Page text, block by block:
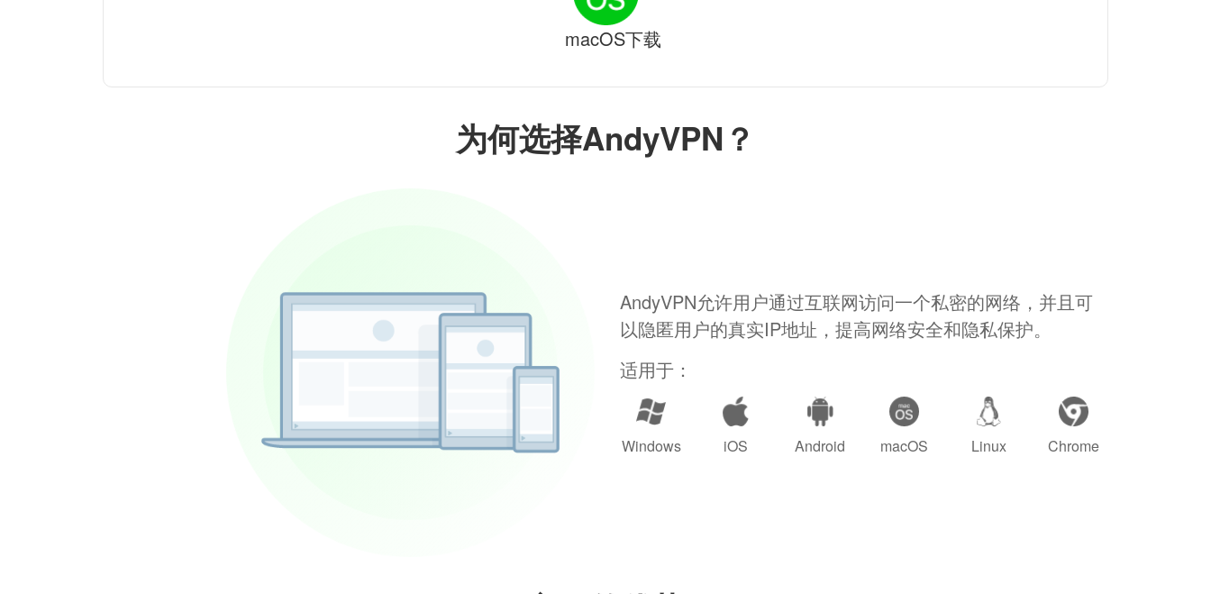
为何选择AndyVPN？
AndyVPN允许用户通过互联网访问一个私密的网络，并且可
以隐匿用户的真实IP地址，提高网络安全和隐私保护。
适用于：
Windows iOS Android macOS Linux Chrome
macOS下载